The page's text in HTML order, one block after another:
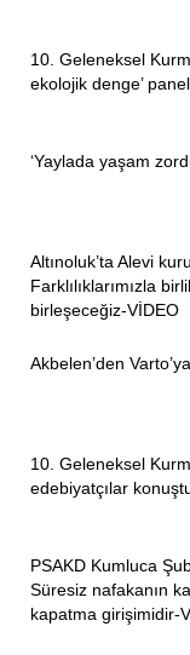
10. Geleneksel
ekolojik denge’
‘Yaylada yaşam
Altınoluk’ta Alevi
Farklılıklarımızla
birleşeceğiz-VİDEO
Akbelen’den
10. Geleneksel
edebiyatçılar
PSAKD Kumluca
Süresiz nafakanın
kapatma girişimidir-